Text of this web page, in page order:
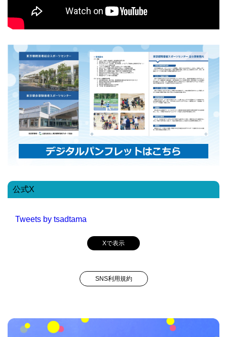
公式X
Tweets by tsadtama
Xで表示
SNS利用規約